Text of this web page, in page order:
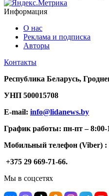
Информация
О нас
Реклама и подписка
Авторы
Контакты
Республика Беларусь,
УНП 500015708
E-mail: info@lidanews.by
График работы: пн-пт –8:00-
Мобильный телефон (Viber) :
+375 29 669-71-66.
Мы в соцсетях